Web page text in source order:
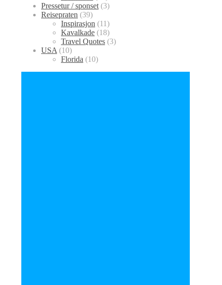
Pressetur / sponset (3)
Reisepraten (39)
Inspirasjon (11)
Kavalkade (18)
Travel Quotes (3)
USA (10)
Florida (10)